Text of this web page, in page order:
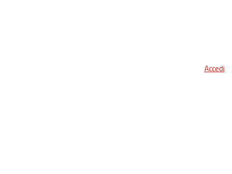
Accedi